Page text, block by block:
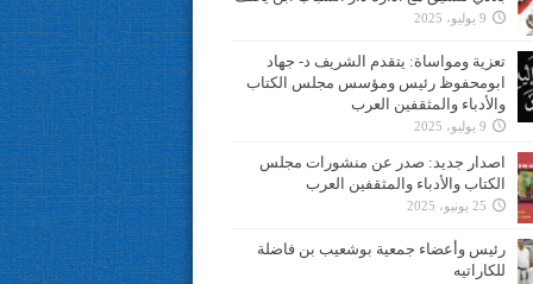
9 يوليو، 2025
تعزية ومواساة: يتقدم الشريف د- جهاد
ابومحفوظ رئيس ومؤسس مجلس الكتاب
والأدباء والمثقفين العرب
9 يوليو، 2025
اصدار جديد: صدر عن منشورات مجلس
الكتاب والأدباء والمثقفين العرب
25 يونيو، 2025
رئيس وأعضاء جمعية بوشعيب بن فاضلة
للكاراتيه